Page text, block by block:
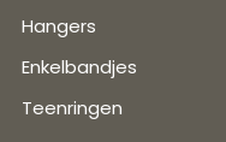
Hangers
Enkelbandjes
Teenringen